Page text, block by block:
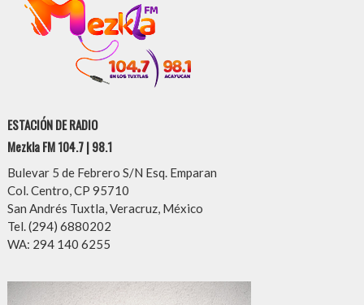
ESTACIÓN DE RADIO
Mezkla FM 104.7 | 98.1
Bulevar 5 de Febrero S/N Esq. Emparan
Col. Centro, CP 95710
San Andrés Tuxtla, Veracruz, México
Tel. (294) 6880202
WA: 294 140 6255